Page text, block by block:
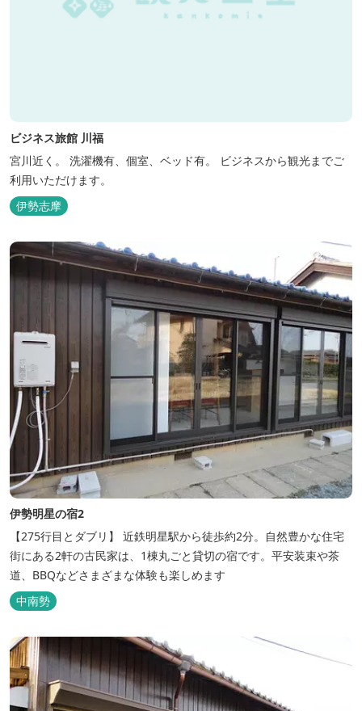
ビジネス旅館 川福
宮川近く。 洗濯機有、個室、ベッド有。 ビジネスから観光までご
利用いただけます。
伊勢志摩
伊勢明星の宿2
【275行目とダブリ】 近鉄明星駅から徒歩約2分。自然豊かな住宅
街にある2軒の古民家は、1棟丸ごと貸切の宿です。平安装束や茶
道、BBQなどさまざまな体験も楽しめます
中南勢